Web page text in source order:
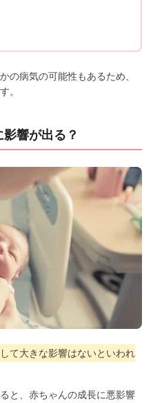
の病気の可能性もあるため、
。
響が出る？
て大きな影響はないといわれ
と、赤ちゃんの成長に悪影響